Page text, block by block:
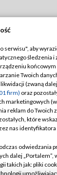
TVP
TVP
prywatności
zgody
Pomoc
Kontakt
serwisu", aby
śledzenia i
końcowym
Twoich
(zwaną
firm) oraz
marketingowych
reklam do Twoich
które
nas identyfikatora
odwiedzania
dalej
takich jak: pliki